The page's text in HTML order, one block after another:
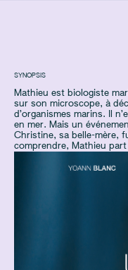
SYNOPSIS
Mathieu est biologiste
sur son microscope, à
d’organismes marins. Il
en mer. Mais un
Christine, sa belle-mère,
comprendre, Mathieu